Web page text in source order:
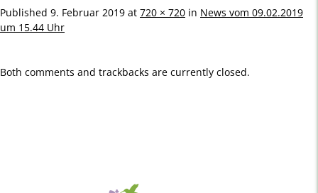
Published 9. Februar 2019 at 720 × 720 in News vom 09.02.2019
um 15.44 Uhr
Both comments and trackbacks are currently closed.